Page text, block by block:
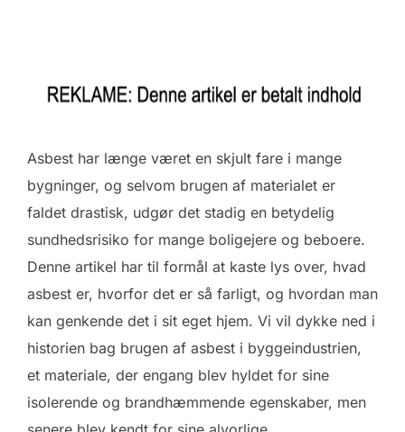
Asbest har længe været en skjult fare i mange
bygninger, og selvom brugen af materialet er
faldet drastisk, udgør det stadig en betydelig
sundhedsrisiko for mange boligejere og beboere.
Denne artikel har til formål at kaste lys over, hvad
asbest er, hvorfor det er så farligt, og hvordan man
kan genkende det i sit eget hjem. Vi vil dykke ned i
historien bag brugen af asbest i byggeindustrien,
et materiale, der engang blev hyldet for sine
isolerende og brandhæmmende egenskaber, men